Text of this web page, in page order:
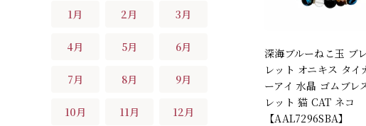
深海ブルーねこ玉 ブ
レット オニキス タイ
ーアイ 水晶 ゴムブレ
レット 猫 CAT ネコ
【AAL7296SBA】
1月 2月 3月
4月 5月 6月
7月 8月 9月
10月 11月 12月